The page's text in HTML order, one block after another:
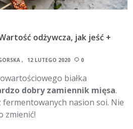
odżywcza, jak jeść +
12 LUTEGO 2020 0
białka
dobry zamiennik mięsa.
nasion soi. Nie
zmienić!